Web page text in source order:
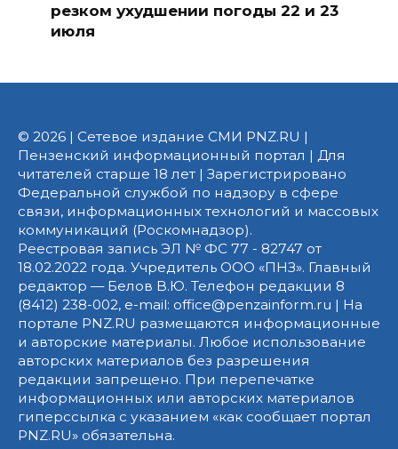
резком ухудшении погоды 22 и 23
июля
© 2026 | Сетевое издание СМИ PNZ.RU |
Пензенский информационный портал | Для
читателей старше 18 лет | Зарегистрировано
Федеральной службой по надзору в сфере
связи, информационных технологий и массовых
коммуникаций (Роскомнадзор).
Реестровая запись ЭЛ № ФС 77 - 82747 от
18.02.2022 года. Учредитель ООО «ПНЗ». Главный
редактор — Белов В.Ю. Телефон редакции 8
(8412) 238-002, e-mail: office@penzainform.ru | На
портале PNZ.RU размещаются информационные
и авторские материалы. Любое использование
авторских материалов без разрешения
редакции запрещено. При перепечатке
информационных или авторских материалов
гиперссылка с указанием «как сообщает портал
PNZ.RU» обязательна.